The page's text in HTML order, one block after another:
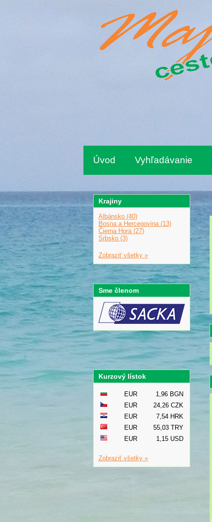
Úvod Vyhľadávanie
Krajiny
Albánsko (40)
Bosna a Hercegovina (13)
Čierna Hora (27)
Srbsko (3)
Zobraziť všetky »
Sme členom
Kurzový lístok
EUR
1,96 BGN
EUR
24,26 CZK
EUR
7,54 HRK
EUR
55,03 TRY
EUR
1,15 USD
Zobraziť všetky »